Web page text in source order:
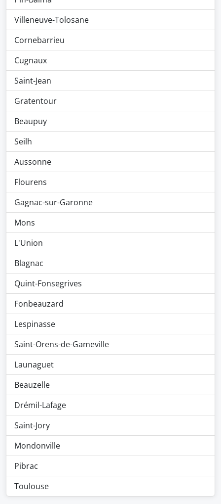
Villeneuve-Tolosane
Cornebarrieu
Cugnaux
Saint-Jean
Gratentour
Beaupuy
Seilh
Aussonne
Flourens
Gagnac-sur-Garonne
Mons
L'Union
Blagnac
Quint-Fonsegrives
Fonbeauzard
Lespinasse
Saint-Orens-de-Gameville
Launaguet
Beauzelle
Drémil-Lafage
Saint-Jory
Mondonville
Pibrac
Toulouse